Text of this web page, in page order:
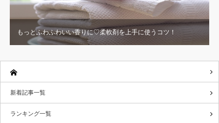
もっとふわふわいい香りに♡柔軟剤を上手に使うコツ！
新着記事一覧
ランキング一覧